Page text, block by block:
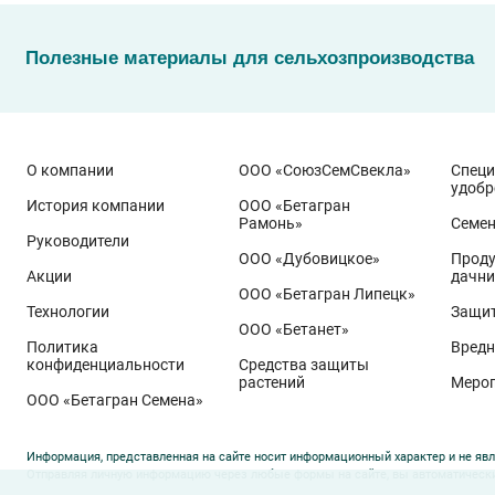
Эти результаты особенно показательны для условий
грамотном управлении технологией:
относится к новому поколению сортов
Ей принадлежит рекорд
122,6 ц/га, полученный в
Государственный реестр селекционных достижений
озернённость – до50–80
Полезные материалы для сельхозпроизводства
О компании
История компании
Руководители
Акции
Технологии
Политика
конфиденциальности
ООО «Бетагран Семена»
ООО «СоюзСемСвекла»
ООО «Бетагран
Рамонь»
ООО «Дубовицкое»
ООО «Бетагран Липецк»
ООО «Бетанет»
Средства защиты
растений
Информация, представленная на сайте носит информационный характер и не
Отправляя личную информацию через любые формы на сайте, вы